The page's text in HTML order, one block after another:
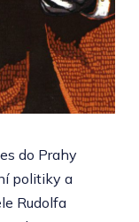
do Prahy
politiky a
Rudolfa